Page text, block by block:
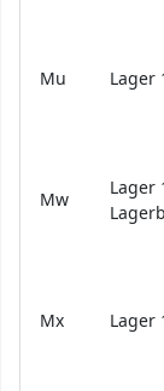
Mu Lager
Mw
Lager
Mx Lager